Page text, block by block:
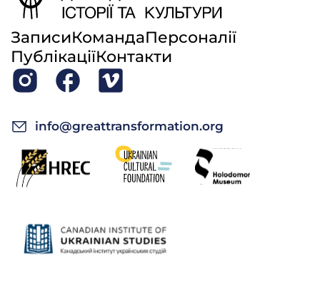
ЗаписиКомандаПерсоналії
ПублікаціїКонтакти
info@greattransformation.org